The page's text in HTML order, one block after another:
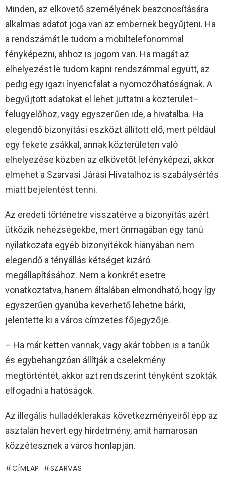
Minden, az elkövető személyének beazonosítására
alkalmas adatot joga van az embernek begyűjteni. Ha
a rendszámát le tudom a mobiltelefonommal
fényképezni, ahhoz is jogom van. Ha magát az
elhelyezést le tudom kapni rendszámmal együtt, az
pedig egy igazi ínyencfalat a nyomozóhatóságnak. A
begyűjtött adatokat el lehet juttatni a közterület–
felügyelőhöz, vagy egyszerűen ide, a hivatalba. Ha
elegendő bizonyítási eszközt állított elő, mert például
egy fekete zsákkal, annak közterületen való
elhelyezése közben az elkövetőt lefényképezi, akkor
elmehet a Szarvasi Járási Hivatalhoz is szabálysértés
miatt bejelentést tenni.
Az eredeti történetre visszatérve a bizonyítás azért
ütközik nehézségekbe, mert önmagában egy tanú
nyilatkozata egyéb bizonyítékok hiányában nem
elegendő a tényállás kétséget kizáró
megállapításához. Nem a konkrét esetre
vonatkoztatva, hanem általában elmondható, hogy így
egyszerűen gyanúba keverhető lehetne bárki,
jelentette ki a város címzetes főjegyzője.
– Ha már ketten vannak, vagy akár többen is a tanúk
és egybehangzóan állítják a cselekmény
megtörténtét, akkor azt rendszerint tényként szokták
elfogadni a hatóságok.
Az illegális hulladéklerakás következményeiről épp az
asztalán hevert egy hirdetmény, amit hamarosan
közzétesznek a város honlapján.
CÍMLAP SZARVAS